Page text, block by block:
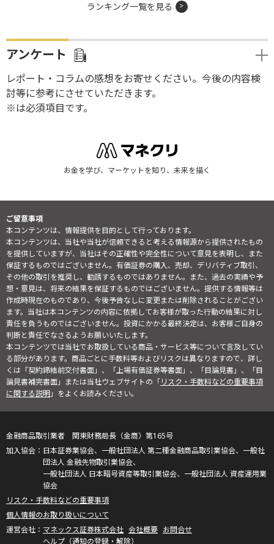
ランキング一覧を見る
アンケート
レポート・コラムの感想をお寄せください。今後の内容検
討等に参考にさせていただきます。
※は必須項目です。
お金を学び、マーケットを知り、未来を描く
ご留意事項
本コンテンツは、情報提供を目的として行っております。
本コンテンツは、当社や当社が信頼できると考える情報源から提供されたもの
を提供していますが、当社はその正確性や完全性について意見を表明し、また
保証するものではございません。有価証券の購入、売却、デリバティブ取引、
その他の取引を推奨し、勧誘するものではありません。また、過去の実績や予
想・意見は、将来の結果を保証するものではございません。提供する情報等は
作成時現在のものであり、今後予告なしに変更または削除されることがござい
ます。当社は本コンテンツの内容に依拠してお客様が取った行動の結果に対し
責任を負うものではございません。投資にかかる最終決定は、お客様ご自身の
判断と責任でなさるようお願いいたします。
本コンテンツでは当社でお取扱している商品・サービス等について言及してい
る部分があります。商品ごとに手数料等およびリスクは異なりますので、詳し
くは「契約締結前交付書面」、「上場有価証券等書面」、「目論見書」、「目
論見書補完書面」または当社ウェブサイトの「リスク・手数料などの重要事項
に関する説明」をよくお読みください。
金融商品取引業者 関東財務局長（金商）第165号
日本証券業協会、一般社団法人 第二種金融商品取引業協会、一般社
団法人 金融先物取引業協会、
一般社団法人 日本暗号資産等取引業協会、一般社団法人 資産運用業
協会
リスク・手数料などの重要事項
個人情報のお取り扱いについて
マネックス証券株式会社 会社概要 お問合せ
ヘルプ（通知の登録・解除）